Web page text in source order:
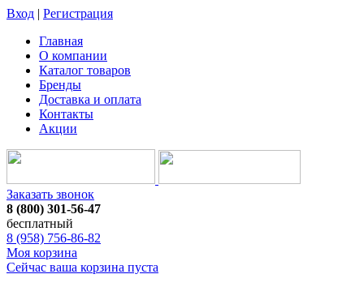
Вход | Регистрация
Главная
О компании
Каталог товаров
Бренды
Доставка и оплата
Контакты
Акции
Заказать звонок
8 (800) 301-56-47
бесплатный
8 (958) 756-86-82
Моя корзина
Сейчас ваша корзина пуста